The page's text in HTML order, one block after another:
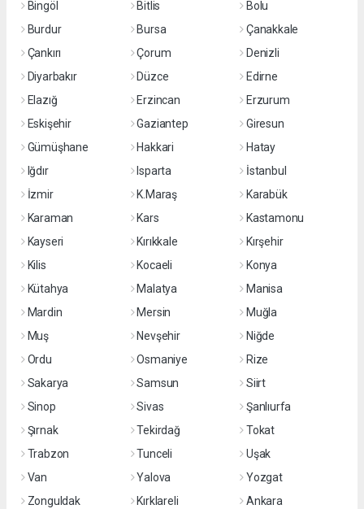
Bingöl
Bitlis
Bolu
Burdur
Bursa
Çanakkale
Çankırı
Çorum
Denizli
Diyarbakır
Düzce
Edirne
Elazığ
Erzincan
Erzurum
Eskişehir
Gaziantep
Giresun
Gümüşhane
Hakkari
Hatay
Iğdır
Isparta
İstanbul
İzmir
K.Maraş
Karabük
Karaman
Kars
Kastamonu
Kayseri
Kırıkkale
Kırşehir
Kilis
Kocaeli
Konya
Kütahya
Malatya
Manisa
Mardin
Mersin
Muğla
Muş
Nevşehir
Niğde
Ordu
Osmaniye
Rize
Sakarya
Samsun
Siirt
Sinop
Sivas
Şanlıurfa
Şırnak
Tekirdağ
Tokat
Trabzon
Tunceli
Uşak
Van
Yalova
Yozgat
Zonguldak
Kırklareli Ankara